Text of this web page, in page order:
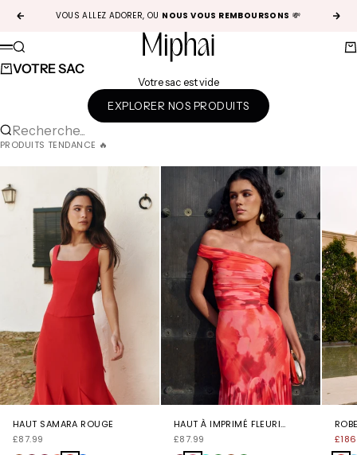
PrécédentVOUS ALLEZ ADORER, OU NOUS VOUS REMBOURSONS 💸
Miphai
Menu
Recherche
VOTRE SAC
Votre sac est vide
EXPLORER NOS PRODUITS
Recherche...
PRODUITS TENDANCE 🔥
HAUT SAMARA ROUGE
PRIX DE VENTE
£87.99
Color:Rouge
HAUT À IMPRIMÉ FLEURI
MARISOL
PRIX DE VENTE
£87.99
Color:Floral
PRIX